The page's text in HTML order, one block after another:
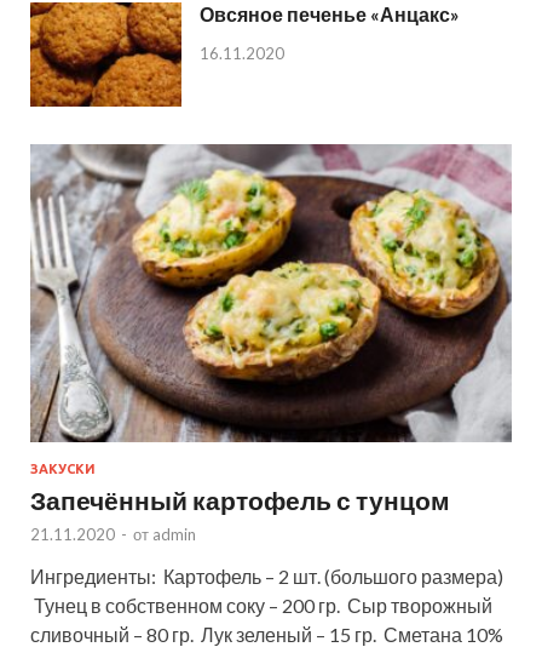
Овсяное печенье «Анцакс»
16.11.2020
ЗАКУСКИ
Запечённый картофель с тунцом
21.11.2020 - от admin
Ингредиенты: Картофель – 2 шт. (большого размера)
Тунец в собственном соку – 200 гр. Сыр творожный
сливочный – 80 гр. Лук зеленый – 15 гр. Сметана 10%